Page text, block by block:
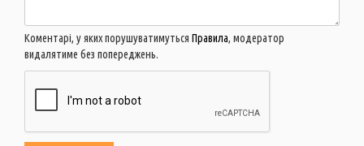
Коментарі, у яких порушуватимуться Правила, модератор
видалятиме без попереджень.